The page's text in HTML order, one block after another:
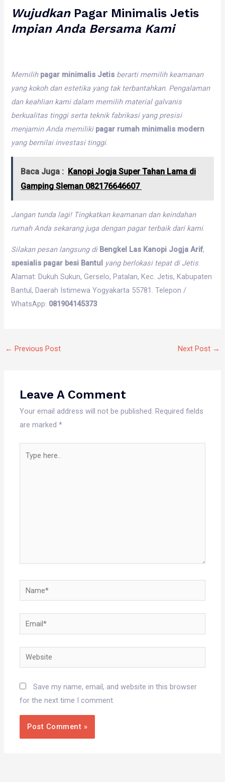
Wujudkan Pagar Minimalis Jetis
Impian Anda Bersama Kami
Memilih pagar minimalis Jetis berarti memilih keamanan
yang kokoh dan estetika yang tak terbantahkan. Pengalaman
dan keahlian kami dalam memilih material galvanis
berkualitas tinggi serta teknik fabrikasi yang presisi
menjamin Anda memiliki pagar rumah minimalis modern
yang bernilai investasi tinggi.
Baca Juga : Kanopi Jogja Super Tahan Lama di
Gamping Sleman 082176646607
Jangan tunda lagi! Tingkatkan keamanan dan keindahan
rumah Anda sekarang juga dengan pagar terbaik dari kami.
Silakan pesan langsung di Bengkel Las Kanopi Jogja Arif,
spesialis pagar besi Bantul yang berlokasi tepat di Jetis
Alamat: Dukuh Sukun, Gerselo, Patalan, Kec. Jetis, Kabupaten
Bantul, Daerah Istimewa Yogyakarta 55781. Telepon /
WhatsApp: 081904145373
← Previous Post Next Post →
Leave A Comment
Your email address will not be published. Required fields
are marked*
here..
Name*
Email*
Website
Save my name, email, and website in this browser
for the next time I comment.